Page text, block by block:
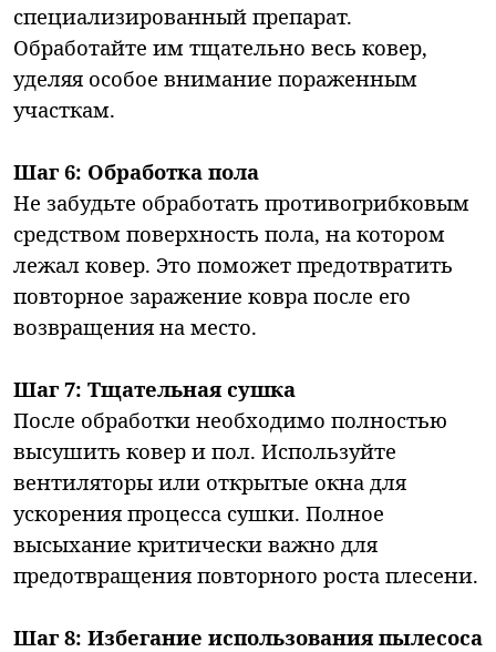
специализированный препарат.
Обработайте им тщательно весь ковер,
уделяя особое внимание пораженным
участкам.
Шаг 6: Обработка пола
Не забудьте обработать противогрибковым
средством поверхность пола, на котором
лежал ковер. Это поможет предотвратить
повторное заражение ковра после его
возвращения на место.
Шаг 7: Тщательная сушка
После обработки необходимо полностью
высушить ковер и пол. Используйте
вентиляторы или открытые окна для
ускорения процесса сушки. Полное
высыхание критически важно для
предотвращения повторного роста плесени.
Шаг 8: Избегание использования пылесоса